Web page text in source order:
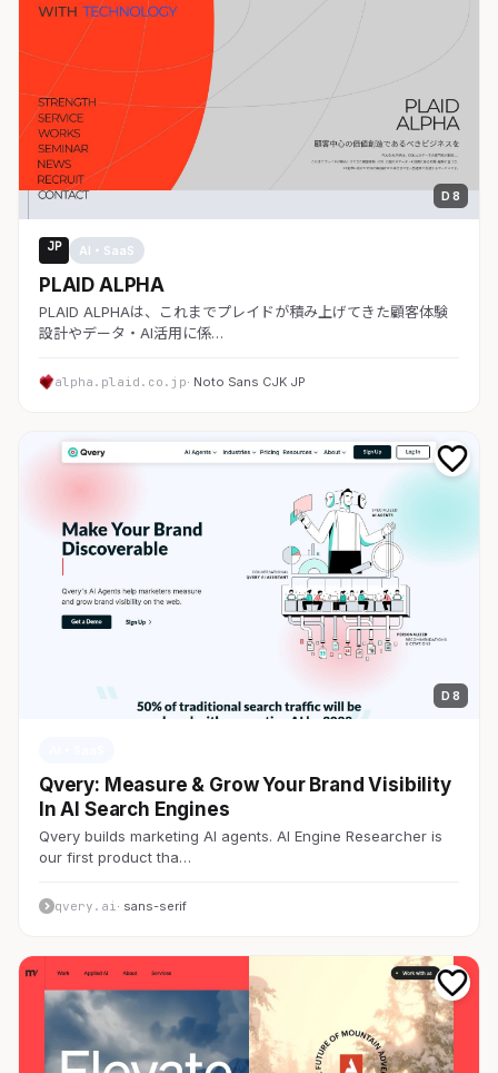
D 8
JP AI・SaaS
PLAID ALPHA
PLAID ALPHAは、これまでプレイドが積み上げてきた顧客体験
設計やデータ・AI活用に係…
alpha.plaid.co.jp· Noto Sans CJK JP
D 8
Qvery: Measure & Grow Your Brand Visibility
In AI Search Engines
Qvery builds marketing AI agents. AI Engine Researcher is
our first product tha…
qvery.ai· sans-serif